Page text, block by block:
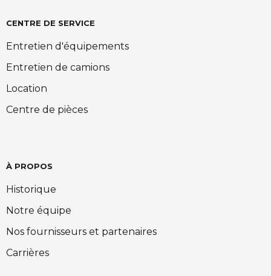
CENTRE DE SERVICE
Entretien d'équipements
Entretien de camions
Location
Centre de pièces
À PROPOS
Historique
Notre équipe
Nos fournisseurs et partenaires
Carrières